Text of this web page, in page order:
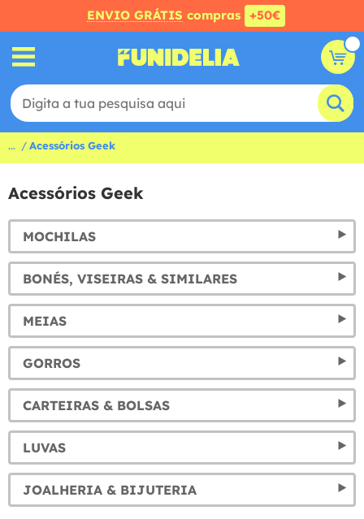
ENVIO GRÁTIS compras +50€
... Acessórios Geek
Acessórios Geek
MOCHILAS
BONÉS, VISEIRAS & SIMILARES
MEIAS
GORROS
CARTEIRAS & BOLSAS
LUVAS
JOALHERIA & BIJUTERIA